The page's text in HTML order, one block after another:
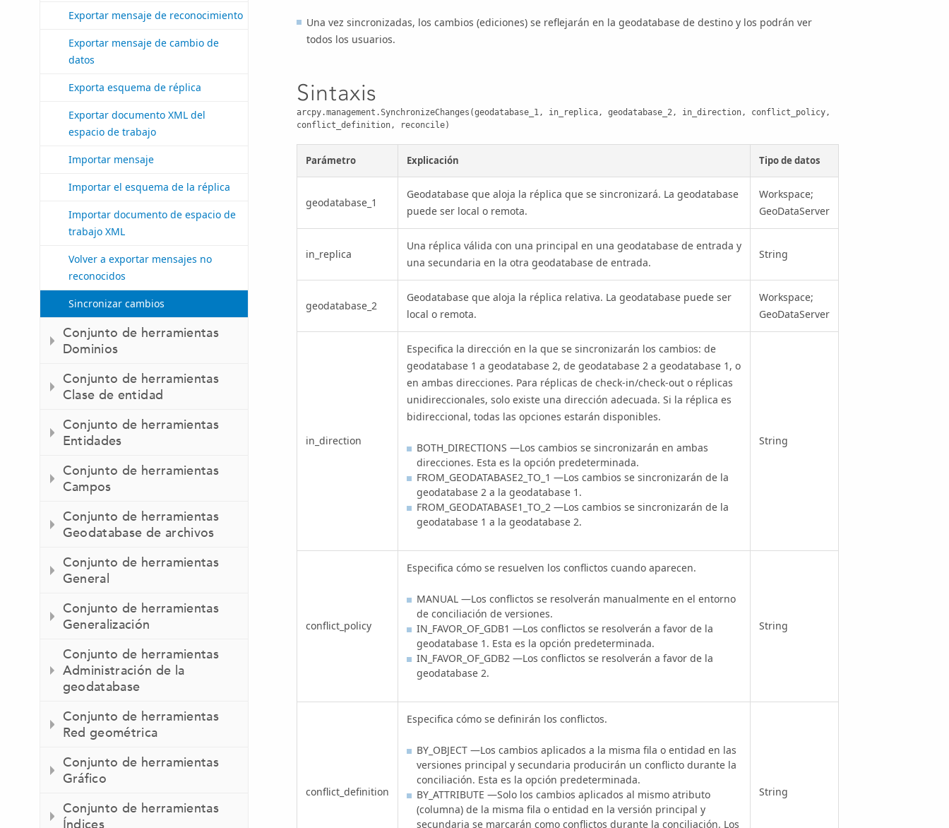
Exportar mensaje de reconocimiento
Exportar mensaje de cambio de
datos
Exporta esquema de réplica
Exportar documento XML del
espacio de trabajo
Importar mensaje
Importar el esquema de la réplica
Importar documento de espacio de
trabajo XML
Volver a exportar mensajes no
reconocidos
Sincronizar cambios
Conjunto de herramientas
Dominios
Conjunto de herramientas
Clase de entidad
Conjunto de herramientas
Entidades
Conjunto de herramientas
Campos
Conjunto de herramientas
Geodatabase de archivos
Conjunto de herramientas
General
Conjunto de herramientas
Generalización
Conjunto de herramientas
Administración de la
geodatabase
Conjunto de herramientas
Red geométrica
Conjunto de herramientas
Gráfico
Conjunto de herramientas
Índices
Una vez sincronizadas, los cambios (ediciones) se reflejarán en la geodatabase de destino y los podrán ver
todos los usuarios.
Sintaxis
arcpy.management.SynchronizeChanges(geodatabase_1, in_replica, geodatabase_2, in_direction, conflict_policy,
conflict_definition, reconcile)
Parámetro Explicación Tipo de datos
geodatabase_1
Geodatabase que aloja la réplica que se sincronizará. La geodatabase
puede ser local o remota.
Workspace;
GeoDataServer
in_replica
Una réplica válida con una principal en una geodatabase de entrada y
una secundaria en la otra geodatabase de entrada.
String
geodatabase_2
Geodatabase que aloja la réplica relativa. La geodatabase puede ser
local o remota.
Workspace;
GeoDataServer
in_direction
Especifica la dirección en la que se sincronizarán los cambios: de
geodatabase 1 a geodatabase 2, de geodatabase 2 a geodatabase 1, o
en ambas direcciones. Para réplicas de check-in/check-out o réplicas
unidireccionales, solo existe una dirección adecuada. Si la réplica es
bidireccional, todas las opciones estarán disponibles.
BOTH_DIRECTIONS —Los cambios se sincronizarán en ambas
direcciones. Esta es la opción predeterminada.
FROM_GEODATABASE2_TO_1 —Los cambios se sincronizarán de la
geodatabase 2 a la geodatabase 1.
FROM_GEODATABASE1_TO_2 —Los cambios se sincronizarán de la
geodatabase 1 a la geodatabase 2.
String
conflict_policy
Especifica cómo se resuelven los conflictos cuando aparecen.
MANUAL —Los conflictos se resolverán manualmente en el entorno
de conciliación de versiones.
IN_FAVOR_OF_GDB1 —Los conflictos se resolverán a favor de la
geodatabase 1. Esta es la opción predeterminada.
IN_FAVOR_OF_GDB2 —Los conflictos se resolverán a favor de la
geodatabase 2.
String
conflict_definition
Especifica cómo se definirán los conflictos.
BY_OBJECT —Los cambios aplicados a la misma fila o entidad en las
versiones principal y secundaria producirán un conflicto durante la
conciliación. Esta es la opción predeterminada.
BY_ATTRIBUTE —Solo los cambios aplicados al mismo atributo
(columna) de la misma fila o entidad en la versión principal y
secundaria se marcarán como conflictos durante la conciliación. Los
String